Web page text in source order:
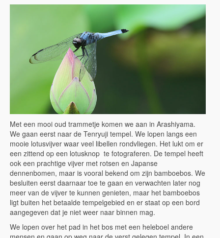
Met een mooi oud trammetje komen we aan in Arashiyama.
We gaan eerst naar de Tenryuji tempel. We lopen langs een
mooie lotusvijver waar veel libellen rondvliegen. Het lukt om er
een zittend op een lotusknop te fotograferen. De tempel heeft
ook een prachtige vijver met rotsen en Japanse
dennenbomen, maar is vooral bekend om zijn bamboebos. We
besluiten eerst daarnaar toe te gaan en verwachten later nog
meer van de vijver te kunnen genieten, maar het bamboebos
ligt buiten het betaalde tempelgebied en er staat op een bord
aangegeven dat je niet weer naar binnen mag.
We lopen over het pad in het bos met een heleboel andere